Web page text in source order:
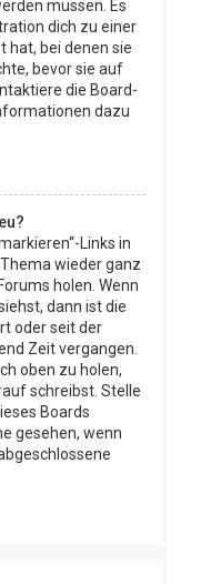
müssen. Es
dich zu einer
hat, bei denen sie
bevor sie auf
die Board-
dazu
Links in
wieder ganz
holen. Wenn
dann ist die
oder seit der
Zeit vergangen.
oben zu holen,
schreibst. Stelle
Boards
gesehen, wenn